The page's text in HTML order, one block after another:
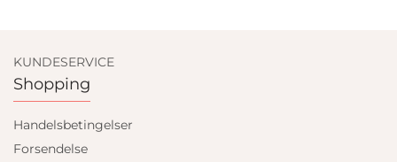
KUNDESERVICE
Shopping
Handelsbetingelser
Forsendelse